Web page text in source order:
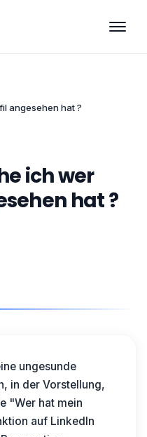
angesehen hat ?
ich wer
hat ?
ungesunde
in der Vorstellung,
"Wer hat mein
auf LinkedIn